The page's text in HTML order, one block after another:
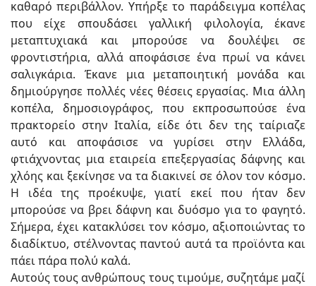
καθαρό περιβάλλον. Υπήρξε το παράδειγμα κοπέλας
που είχε σπουδάσει γαλλική φιλολογία, έκανε
μεταπτυχιακά και μπορούσε να δουλέψει σε
φροντιστήρια, αλλά αποφάσισε ένα πρωί να κάνει
σαλιγκάρια. Έκανε μια μεταποιητική μονάδα και
δημιούργησε πολλές νέες θέσεις εργασίας. Μια άλλη
κοπέλα, δημοσιογράφος, που εκπροσωπούσε ένα
πρακτορείο στην Ιταλία, είδε ότι δεν της ταίριαζε
αυτό και αποφάσισε να γυρίσει στην Ελλάδα,
φτιάχνοντας μια εταιρεία επεξεργασίας δάφνης και
χλόης και ξεκίνησε να τα διακινεί σε όλον τον κόσμο.
Η ιδέα της προέκυψε, γιατί εκεί που ήταν δεν
μπορούσε να βρει δάφνη και δυόσμο για το φαγητό.
Σήμερα, έχει κατακλύσει τον κόσμο, αξιοποιώντας το
διαδίκτυο, στέλνοντας παντού αυτά τα προϊόντα και
πάει πάρα πολύ καλά.
Αυτούς τους ανθρώπους τους τιμούμε, συζητάμε μαζί